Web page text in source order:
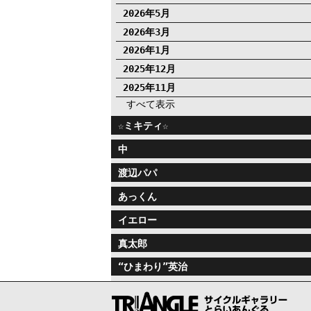
2026年5月
2026年3月
2026年1月
2025年12月
2025年11月
すべて表示
☆ミキティ☆
中
渡辺パパ
あっくん
イエロー
真太郎
“ひまわり”英治